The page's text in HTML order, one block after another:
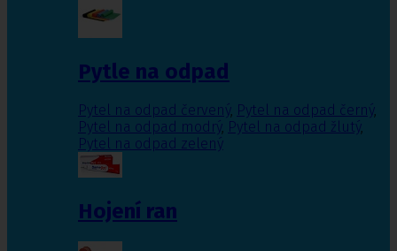
Pytle na odpad
Pytel na odpad červený, Pytel na odpad černý,
Pytel na odpad modrý, Pytel na odpad žlutý,
Pytel na odpad zelený
Hojení ran